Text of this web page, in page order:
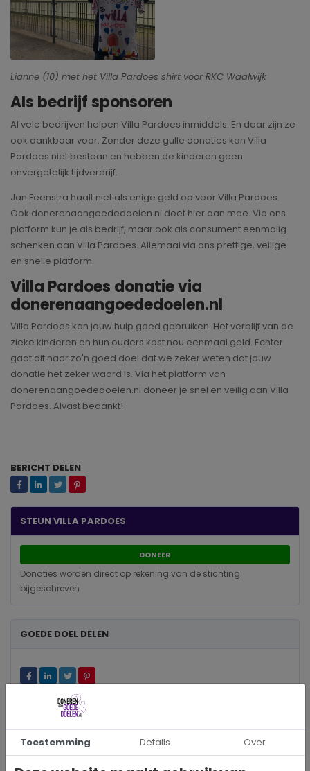
Lianne (10) met het Villa Pardoes shirt voor RKC Waalwijk
Als bedrijf sponsoren
Al vele bedrijven helpen Villa Pardoes inmiddels. En daar zijn ze
ook dankbaar voor. Zonder deze gulle donaties kan Villa
Pardoes niet bestaan en hebben de kinderen geen
onvergetelijk tijdverdrijf.
Jan Feenstra haalt niet als enige geld op voor Villa Pardoes.
Ook donerenaangoededoelen.nl doet hier aan mee. Via ons
platform kun je als bedrijf, maar ook als consument eenmalig
schenken aan Villa Pardoes. Allemaal via ons prettige, veilige
en snelle platform.
Villa Pardoes donatie via
donerenaangoededoelen.nl
Villa Pardoes kan jouw hulp goed gebruiken. Het verblijf van de
zieke kinderen en hun ouders kost nou eenmaal geld. Echter
gaat dit naar zo'n goed doel dat we zeker weten dat jouw
donatie het zeker waard is. Via het platform van
donerenaangoededoelen.nl doneer je snel en veilig aan Villa
Pardoes. Alvast bedankt!
BERICHT DELEN
STEUN VILLA PARDOES
DONEER
Donaties worden direct op rekening van de stichting
bijgeschreven
GOEDE DOEL DELEN
Toestemming Details Over